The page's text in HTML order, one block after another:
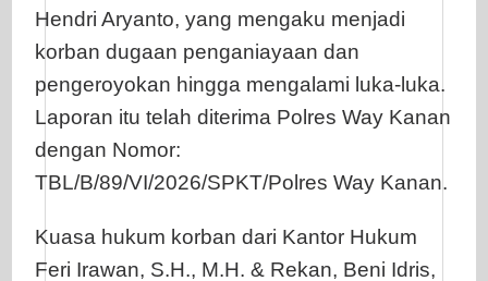
Hendri Aryanto, yang mengaku menjadi
korban dugaan penganiayaan dan
pengeroyokan hingga mengalami luka-luka.
Laporan itu telah diterima Polres Way Kanan
dengan Nomor:
TBL/B/89/VI/2026/SPKT/Polres Way Kanan.
Kuasa hukum korban dari Kantor Hukum
Feri Irawan, S.H., M.H. & Rekan, Beni Idris,